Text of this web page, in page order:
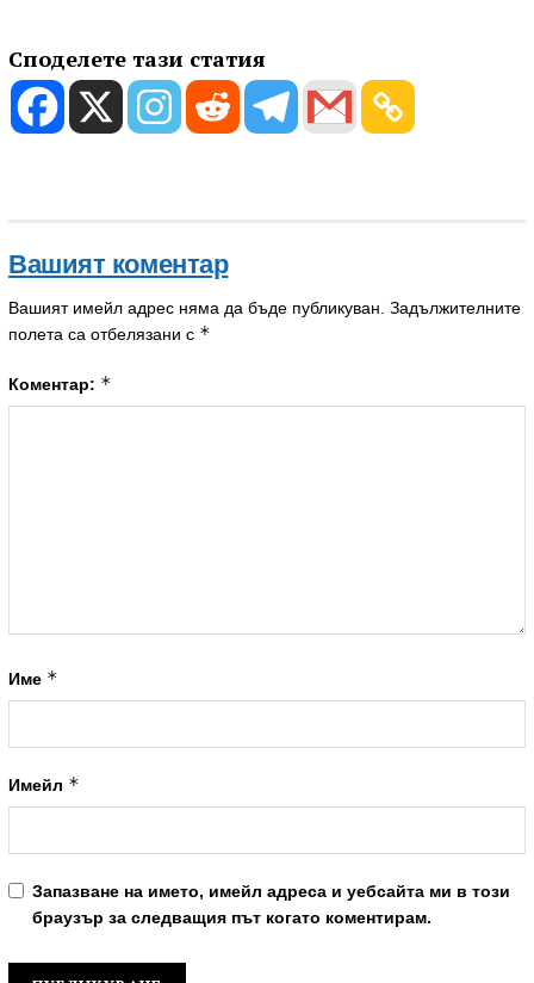
Споделете тази статия
Вашият коментар
Вашият имейл адрес няма да бъде публикуван. Задължителните
полета са отбелязани с *
Коментар: *
Име *
Имейл *
Запазване на името, имейл адреса и уебсайта ми в този
браузър за следващия път когато коментирам.